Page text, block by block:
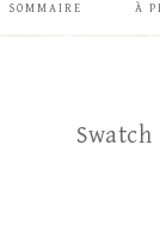
SOMMAIRE À
Swatch